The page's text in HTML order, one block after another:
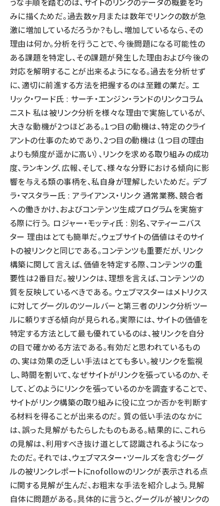
みに描くためだ。過去数ヶ月または数年でリンクの数が急
激に増加しているだろうか？もし、増加しているなら、その
理由は何か。分析を行うことで、今後問題になる可能性の
ある課題を特定し、その課題が発生した理由および今後の
対応を解明することが出来るようになる。過去を分析せず
に、適切に前進する方法を把握するのは至難の業だ。 エ
リック・ワード氏 : サーチ・エンジン・ランドのリンクコラム
ニスト 私は被リンク分析を様々な理由で実施しているが、
大きな動機が2つほどある。1つ目の動機は、特定のクライ
アントの仕事のためであり、2つ目の動機は（1つ目の理由
よりも頻度が遥かに高い）、リンクを求める取り組みの成功
度、ランキング、広報、そして、様々な分野における傾向に影
響を与える類の事柄を、私自身が理解したいためだ。 デブ
ラ・マスタラー氏 : アライアンス・リンク 通常業務、競合者
への働きかけ、およびコンテンツ生成プログラムを実施す
る際に行う。 ロジャー・モッティ氏 : 別名、マティーニバス
ター 理由はとても簡単だ。ウェブサイトの価値はそのサイ
トの被リンクと同じである。コンテンツも重要だが、リンク
構築に関して言えば、価値を特定する際、コンテンツの重
要性は2番目だ。被リンクは、理想を言えば、コンテンツの
質を反映しているべきである。 ウェブマスターはメトリクス
に対してグーグルのツールバーと第三者のリンク分析ツー
ルに頼りすぎる傾向が見られる。実際には、サイトの価値を
特定する方法として最も優れているのは、被リンクを自分
の目で確かめる方法である。有効だと思われているもの
の、実は効果の乏しい手法はとても多い。被リンクを監視
し、時間を割いて、なぜサイトがリンクを張っているのか、そ
して、どのようにリンクを張っているのかを調査することで、
サイトがリンク構築の取り組みに役に立つか否かを判断す
る材料を得ることが出来るのだ。 質の低い手法のなかに
は、誤った見解がもたらしたものもある。結果的に、これら
の見解は、利用すべき抜け道として認識されるようになっ
たのだ。それでは、ウェブマスター・ツールズを含むグーグ
ルの被リンクレポートにnofollowのリンクが表示される点
に関する見解が生んだ、お粗末な手法を紹介しよう。見解
自体に問題がある。具体的に言うと、グーグルが被リンクの